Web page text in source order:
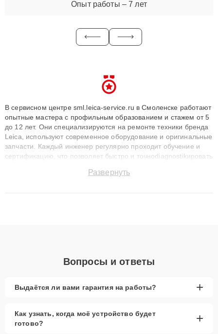
Опыт работы – 7 лет
В сервисном центре sml.leica-service.ru в Смоленске работают
опытные мастера с профильным образованием и стажем от 5
до 12 лет. Они специализируются на ремонте техники бренда
Leica, используют современное оборудование и оригинальные
запчасти. Каждый инженер регулярно проходит обучение и
сертификацию, что позволяет быстро и точноdiagnostikировать
до 3 лет. Наши мастера решают сложные случаи: от замены
Развернуть
Вопросы и ответы
Выдаётся ли вами гарантия на работы? +
Как узнать, когда моё устройство будет
готово?
+